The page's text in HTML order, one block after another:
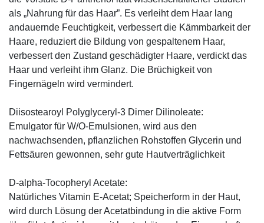
als „Nahrung für das Haar”. Es verleiht dem Haar lang
andauernde Feuchtigkeit, verbessert die Kämmbarkeit der
Haare, reduziert die Bildung von gespaltenem Haar,
verbessert den Zustand geschädigter Haare, verdickt das
Haar und verleiht ihm Glanz. Die Brüchigkeit von
Fingernägeln wird vermindert.
Diisostearoyl Polyglyceryl-3 Dimer Dilinoleate:
Emulgator für W/O-Emulsionen, wird aus den
nachwachsenden, pflanzlichen Rohstoffen Glycerin und
Fettsäuren gewonnen, sehr gute Hautverträglichkeit
D-alpha-Tocopheryl Acetate:
Natürliches Vitamin E-Acetat; Speicherform in der Haut,
wird durch Lösung der Acetatbindung in die aktive Form